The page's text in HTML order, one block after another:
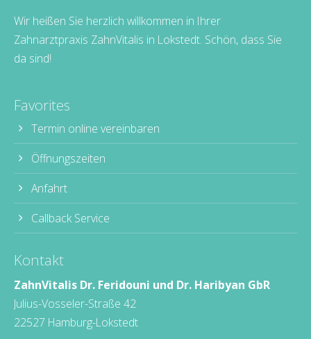
Wir heißen Sie herzlich willkommen in Ihrer
Zahnarztpraxis ZahnVitalis in Lokstedt. Schön, dass Sie
da sind!
Favorites
Termin online vereinbaren
Öffnungszeiten
Anfahrt
Callback Service
Kontakt
ZahnVitalis Dr. Feridouni und Dr. Haribyan GbR
Julius-Vosseler-Straße 42
22527 Hamburg-Lokstedt